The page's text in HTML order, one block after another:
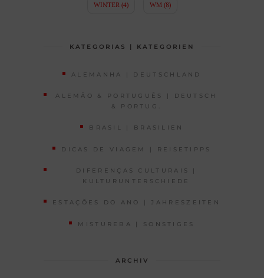
WINTER(4) WM(8)
KATEGORIAS | KATEGORIEN
ALEMANHA | DEUTSCHLAND
ALEMÃO & PORTUGUÊS | DEUTSCH
& PORTUG.
BRASIL | BRASILIEN
DICAS DE VIAGEM | REISETIPPS
DIFERENÇAS CULTURAIS |
KULTURUNTERSCHIEDE
ESTAÇÕES DO ANO | JAHRESZEITEN
MISTUREBA | SONSTIGES
ARCHIV